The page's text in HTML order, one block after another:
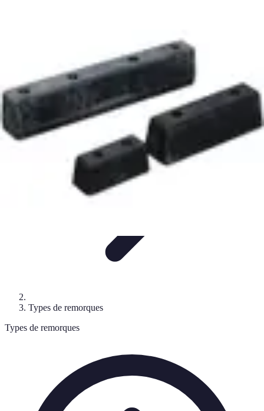
Remorque Agricole
Types de remorques
Types de remorques